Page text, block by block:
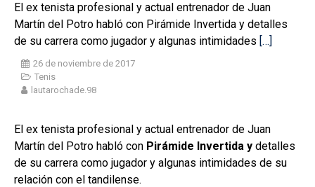
El ex tenista profesional y actual entrenador de Juan
Martín del Potro habló con Pirámide Invertida y detalles
de su carrera como jugador y algunas intimidades […]
26 de noviembre de 2017
Tenis
lautarochade.98
El ex tenista profesional y actual entrenador de Juan
Martín del Potro habló con Pirámide Invertida y detalles
de su carrera como jugador y algunas intimidades de su
relación con el tandilense.